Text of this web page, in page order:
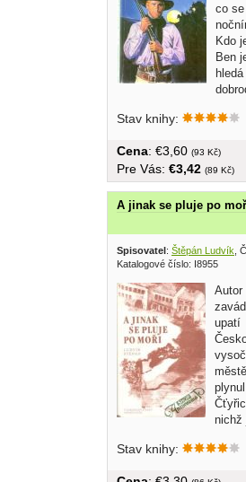
co
Kdo
Ben
hledá
Stav knihy:
Cena: €3,60 (93 Kč)
Pre Vás: €3,42 (89 Kč)
A jinak se pluje po
Spisovatel : Štěpán Ludvík ,
Katalogové číslo: I8955
Autor
upatí
nichž
Stav knihy: